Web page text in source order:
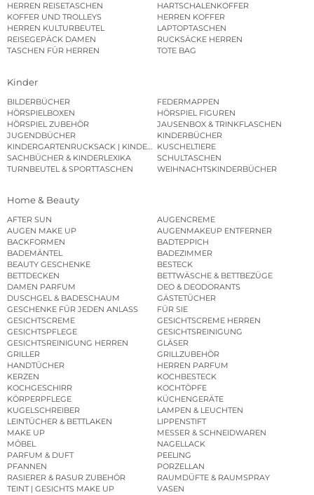
HERREN REISETASCHEN
HARTSCHALENKOFFER
KOFFER UND TROLLEYS
HERREN KOFFER
HERREN KULTURBEUTEL
LAPTOPTASCHEN
REISEGEPÄCK DAMEN
RUCKSÄCKE HERREN
TASCHEN FÜR HERREN
TOTE BAG
Kinder
BILDERBÜCHER
FEDERMAPPEN
HÖRSPIELBOXEN
HÖRSPIEL FIGUREN
HÖRSPIEL ZUBEHÖR
JAUSENBOX & TRINKFLASCHEN
JUGENDBÜCHER
KINDERBÜCHER
KINDERGARTENRUCKSACK | KINDERGARTENBEUTEL
KUSCHELTIERE
SACHBÜCHER & KINDERLEXIKA
SCHULTASCHEN
TURNBEUTEL & SPORTTASCHEN
WEIHNACHTSKINDERBÜCHER
Home & Beauty
AFTER SUN
AUGENCREME
AUGEN MAKE UP
AUGENMAKEUP ENTFERNER
BACKFORMEN
BADTEPPICH
BADEMÄNTEL
BADEZIMMER
BEAUTY GESCHENKE
BESTECK
BETTDECKEN
BETTWÄSCHE & BETTBEZÜGE
DAMEN PARFUM
DEO & DEODORANTS
DUSCHGEL & BADESCHAUM
GÄSTETÜCHER
GESCHENKE FÜR JEDEN ANLASS
FÜR SIE
GESICHTSCREME
GESICHTSCREME HERREN
GESICHTSPFLEGE
GESICHTSREINIGUNG
GESICHTSREINIGUNG HERREN
GLÄSER
GRILLER
GRILLZUBEHÖR
HANDTÜCHER
HERREN PARFUM
KERZEN
KOCHBESTECK
KOCHGESCHIRR
KOCHTÖPFE
KÖRPERPFLEGE
KÜCHENGERÄTE
KUGELSCHREIBER
LAMPEN & LEUCHTEN
LEINTÜCHER & BETTLAKEN
LIPPENSTIFT
MAKE UP
MESSER & SCHNEIDWAREN
MÖBEL
NAGELLACK
PARFUM & DUFT
PEELING
PFANNEN
PORZELLAN
RASIERER & RASUR ZUBEHÖR
RAUMDÜFTE & RAUMSPRAY
TEINT | GESICHTS MAKE UP
VASEN